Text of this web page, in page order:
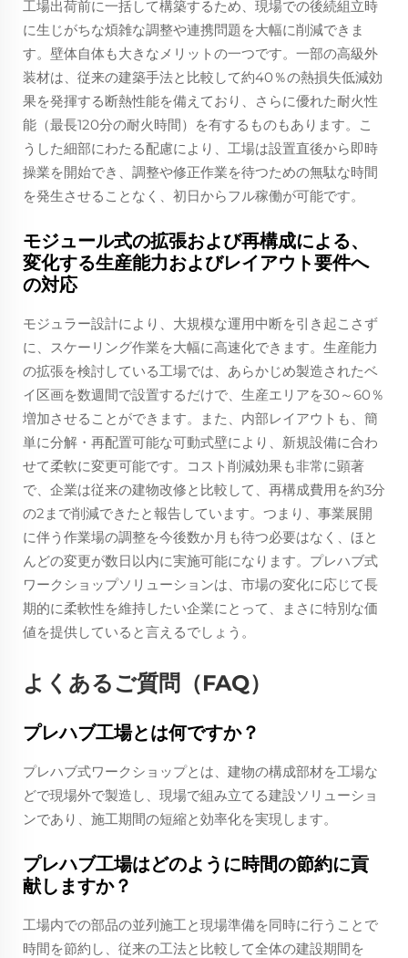
工場出荷前に一括して構築するため、現場での後続組立時
に生じがちな煩雑な調整や連携問題を大幅に削減できま
す。壁体自体も大きなメリットの一つです。一部の高級外
装材は、従来の建築手法と比較して約40％の熱損失低減効
果を発揮する断熱性能を備えており、さらに優れた耐火性
能（最長120分の耐火時間）を有するものもあります。こ
うした細部にわたる配慮により、工場は設置直後から即時
操業を開始でき、調整や修正作業を待つための無駄な時間
を発生させることなく、初日からフル稼働が可能です。
モジュール式の拡張および再構成による、
変化する生産能力およびレイアウト要件へ
の対応
モジュラー設計により、大規模な運用中断を引き起こさず
に、スケーリング作業を大幅に高速化できます。生産能力
の拡張を検討している工場では、あらかじめ製造されたベ
イ区画を数週間で設置するだけで、生産エリアを30～60％
増加させることができます。また、内部レイアウトも、簡
単に分解・再配置可能な可動式壁により、新規設備に合わ
せて柔軟に変更可能です。コスト削減効果も非常に顕著
で、企業は従来の建物改修と比較して、再構成費用を約3分
の2まで削減できたと報告しています。つまり、事業展開
に伴う作業場の調整を今後数か月も待つ必要はなく、ほと
んどの変更が数日以内に実施可能になります。プレハブ式
ワークショップソリューションは、市場の変化に応じて長
期的に柔軟性を維持したい企業にとって、まさに特別な価
値を提供していると言えるでしょう。
よくあるご質問（FAQ）
プレハブ工場とは何ですか？
プレハブ式ワークショップとは、建物の構成部材を工場な
どで現場外で製造し、現場で組み立てる建設ソリューショ
ンであり、施工期間の短縮と効率化を実現します。
プレハブ工場はどのように時間の節約に貢
献しますか？
工場内での部品の並列施工と現場準備を同時に行うことで
時間を節約し、従来の工法と比較して全体の建設期間を